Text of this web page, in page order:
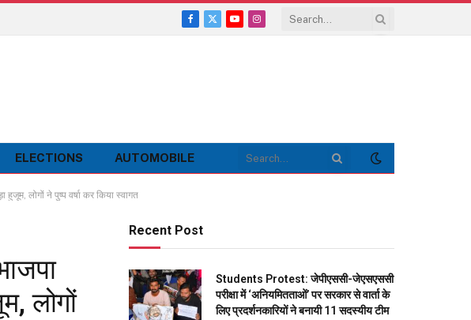
Facebook
X
YouTubeInstagram
ELECTIONS AUTOMOBILE
लोगों ने पुष्प वर्षा कर किया स्वागत
लोगों
Recent Post
Students Protest: जेपीएससी-जेएसएससी
परीक्षा में ‘अनियमितताओं’ पर सरकार से वार्ता के
लिए प्रदर्शनकारियों ने बनायी 11 सदस्यीय टीम